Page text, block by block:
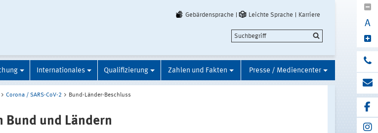
Gebärdensprache Leichte Sprache Karriere
A
Internationales Qualifizierung Zahlen und Fakten Presse / Mediencenter
Corona / SARS-CoV-2 Bund-Länder-Beschluss
Bund und Ländern